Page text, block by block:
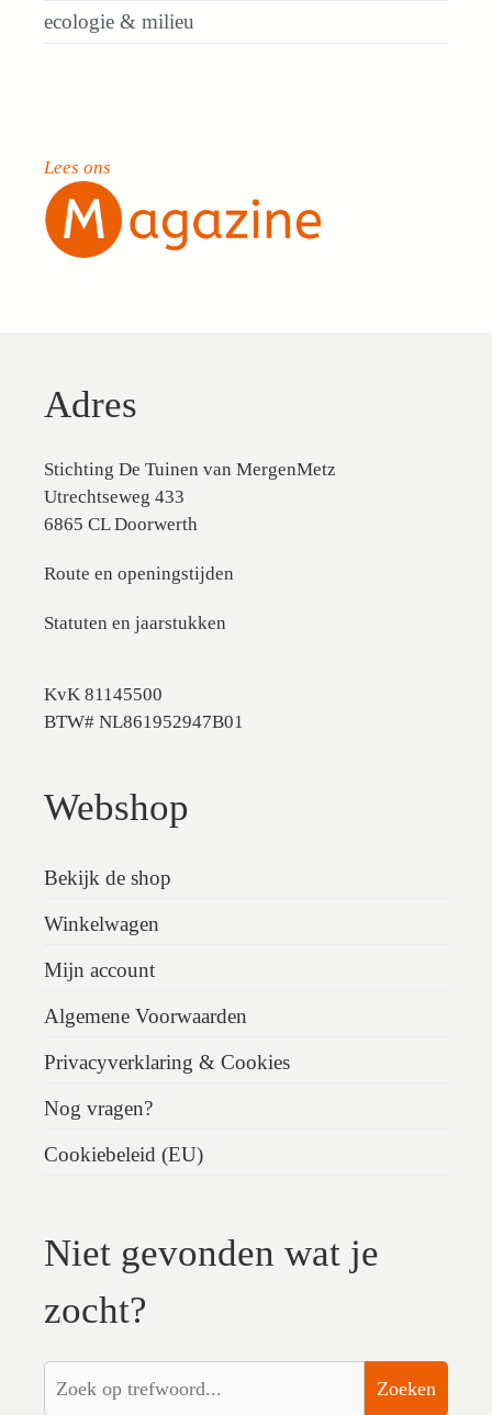
ecologie & milieu
Lees ons
Adres
Stichting De Tuinen van MergenMetz
Utrechtseweg 433
6865 CL Doorwerth
Route en openingstijden
Statuten en jaarstukken
KvK 81145500
BTW# NL861952947B01
Webshop
Bekijk de shop
Winkelwagen
Mijn account
Algemene Voorwaarden
Privacyverklaring & Cookies
Nog vragen?
Cookiebeleid (EU)
Niet gevonden wat je
zocht?
Zoeken